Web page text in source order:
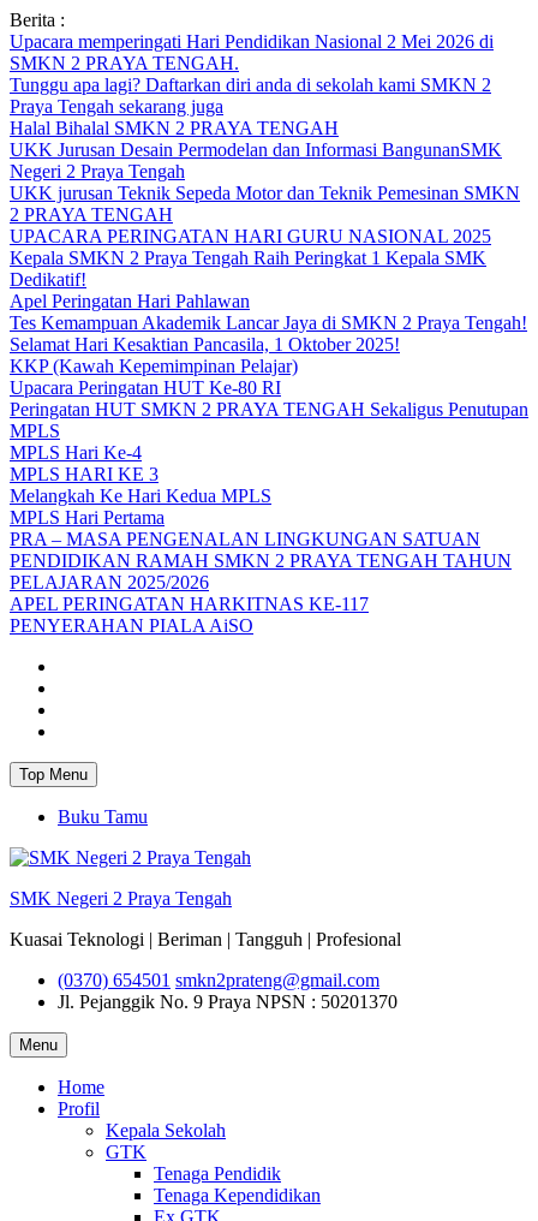
Skip
to
content
Berita :
Upacara memperingati Hari Pendidikan Nasional 2 Mei 2026 di
SMKN 2 PRAYA TENGAH.
Tunggu apa lagi? Daftarkan diri anda di sekolah kami SMKN 2
Praya Tengah sekarang juga
Halal Bihalal SMKN 2 PRAYA TENGAH
UKK Jurusan Desain Permodelan dan Informasi BangunanSMK
Negeri 2 Praya Tengah
UKK jurusan Teknik Sepeda Motor dan Teknik Pemesinan SMKN
2 PRAYA TENGAH
UPACARA PERINGATAN HARI GURU NASIONAL 2025
Kepala SMKN 2 Praya Tengah Raih Peringkat 1 Kepala SMK
Dedikatif!
Apel Peringatan Hari Pahlawan
Tes Kemampuan Akademik Lancar Jaya di SMKN 2 Praya Tengah!
Selamat Hari Kesaktian Pancasila, 1 Oktober 2025!
KKP (Kawah Kepemimpinan Pelajar)
Upacara Peringatan HUT Ke-80 RI
Peringatan HUT SMKN 2 PRAYA TENGAH Sekaligus Penutupan
MPLS
MPLS Hari Ke-4
MPLS HARI KE 3
Melangkah Ke Hari Kedua MPLS
MPLS Hari Pertama
PRA – MASA PENGENALAN LINGKUNGAN SATUAN
PENDIDIKAN RAMAH SMKN 2 PRAYA TENGAH TAHUN
PELAJARAN 2025/2026
APEL PERINGATAN HARKITNAS KE-117
PENYERAHAN PIALA AiSO
Top Menu
Buku Tamu
SMK Negeri 2 Praya Tengah
Kuasai Teknologi | Beriman | Tangguh | Profesional
(0370) 654501 smkn2prateng@gmail.com
Jl. Pejanggik No. 9 Praya NPSN : 50201370
Menu
Home
Profil
Kepala Sekolah
GTK
Tenaga Pendidik
Tenaga Kependidikan
Ex GTK